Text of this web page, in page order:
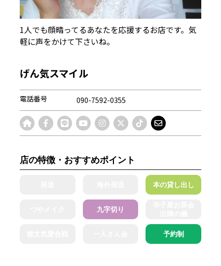
1人でも顔晴ってるあなたを応援するお店です。気
軽に声をかけて下さいね。
げん気スマイル
電話番号 090-7592-0355
店の特徴・おすすめポイント
本の貸し出し
九字切り
予約制